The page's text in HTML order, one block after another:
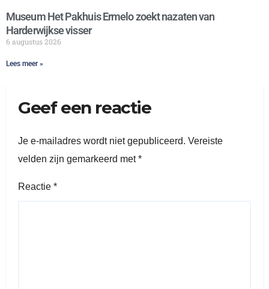
Museum Het Pakhuis Ermelo zoekt nazaten van
Harderwijkse visser
6 augustus 2026
Lees meer »
Geef een reactie
Je e-mailadres wordt niet gepubliceerd. Vereiste
velden zijn gemarkeerd met*
Reactie *